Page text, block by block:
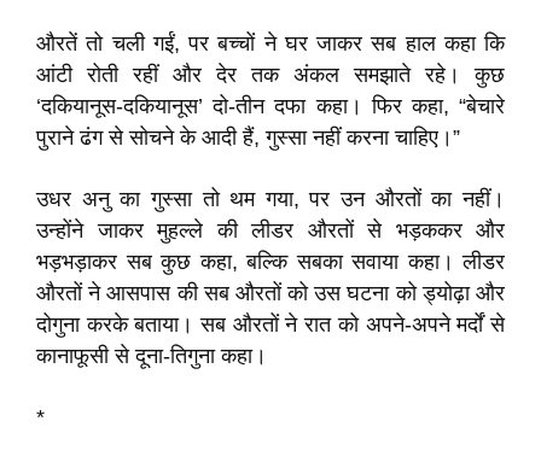
औरतें तो चली गईं, पर बच्चों ने घर जाकर सब हाल कहा कि
आंटी रोती रहीं और देर तक अंकल समझाते रहे। कुछ
‘दकियानूस-दकियानूस’ दो-तीन दफा कहा। फिर कहा, “बेचारे
पुराने ढंग से सोचने के आदी हैं, गुस्सा नहीं करना चाहिए।”
उधर अनु का गुस्सा तो थम गया, पर उन औरतों का नहीं।
उन्होंने जाकर मुहल्ले की लीडर औरतों से भड़ककर और
भड़भड़ाकर सब कुछ कहा, बल्कि सबका सवाया कहा। लीडर
औरतों ने आसपास की सब औरतों को उस घटना को ड्योढ़ा और
दोगुना करके बताया। सब औरतों ने रात को अपने-अपने मर्दों से
कानाफूसी से दूना-तिगुना कहा।
*